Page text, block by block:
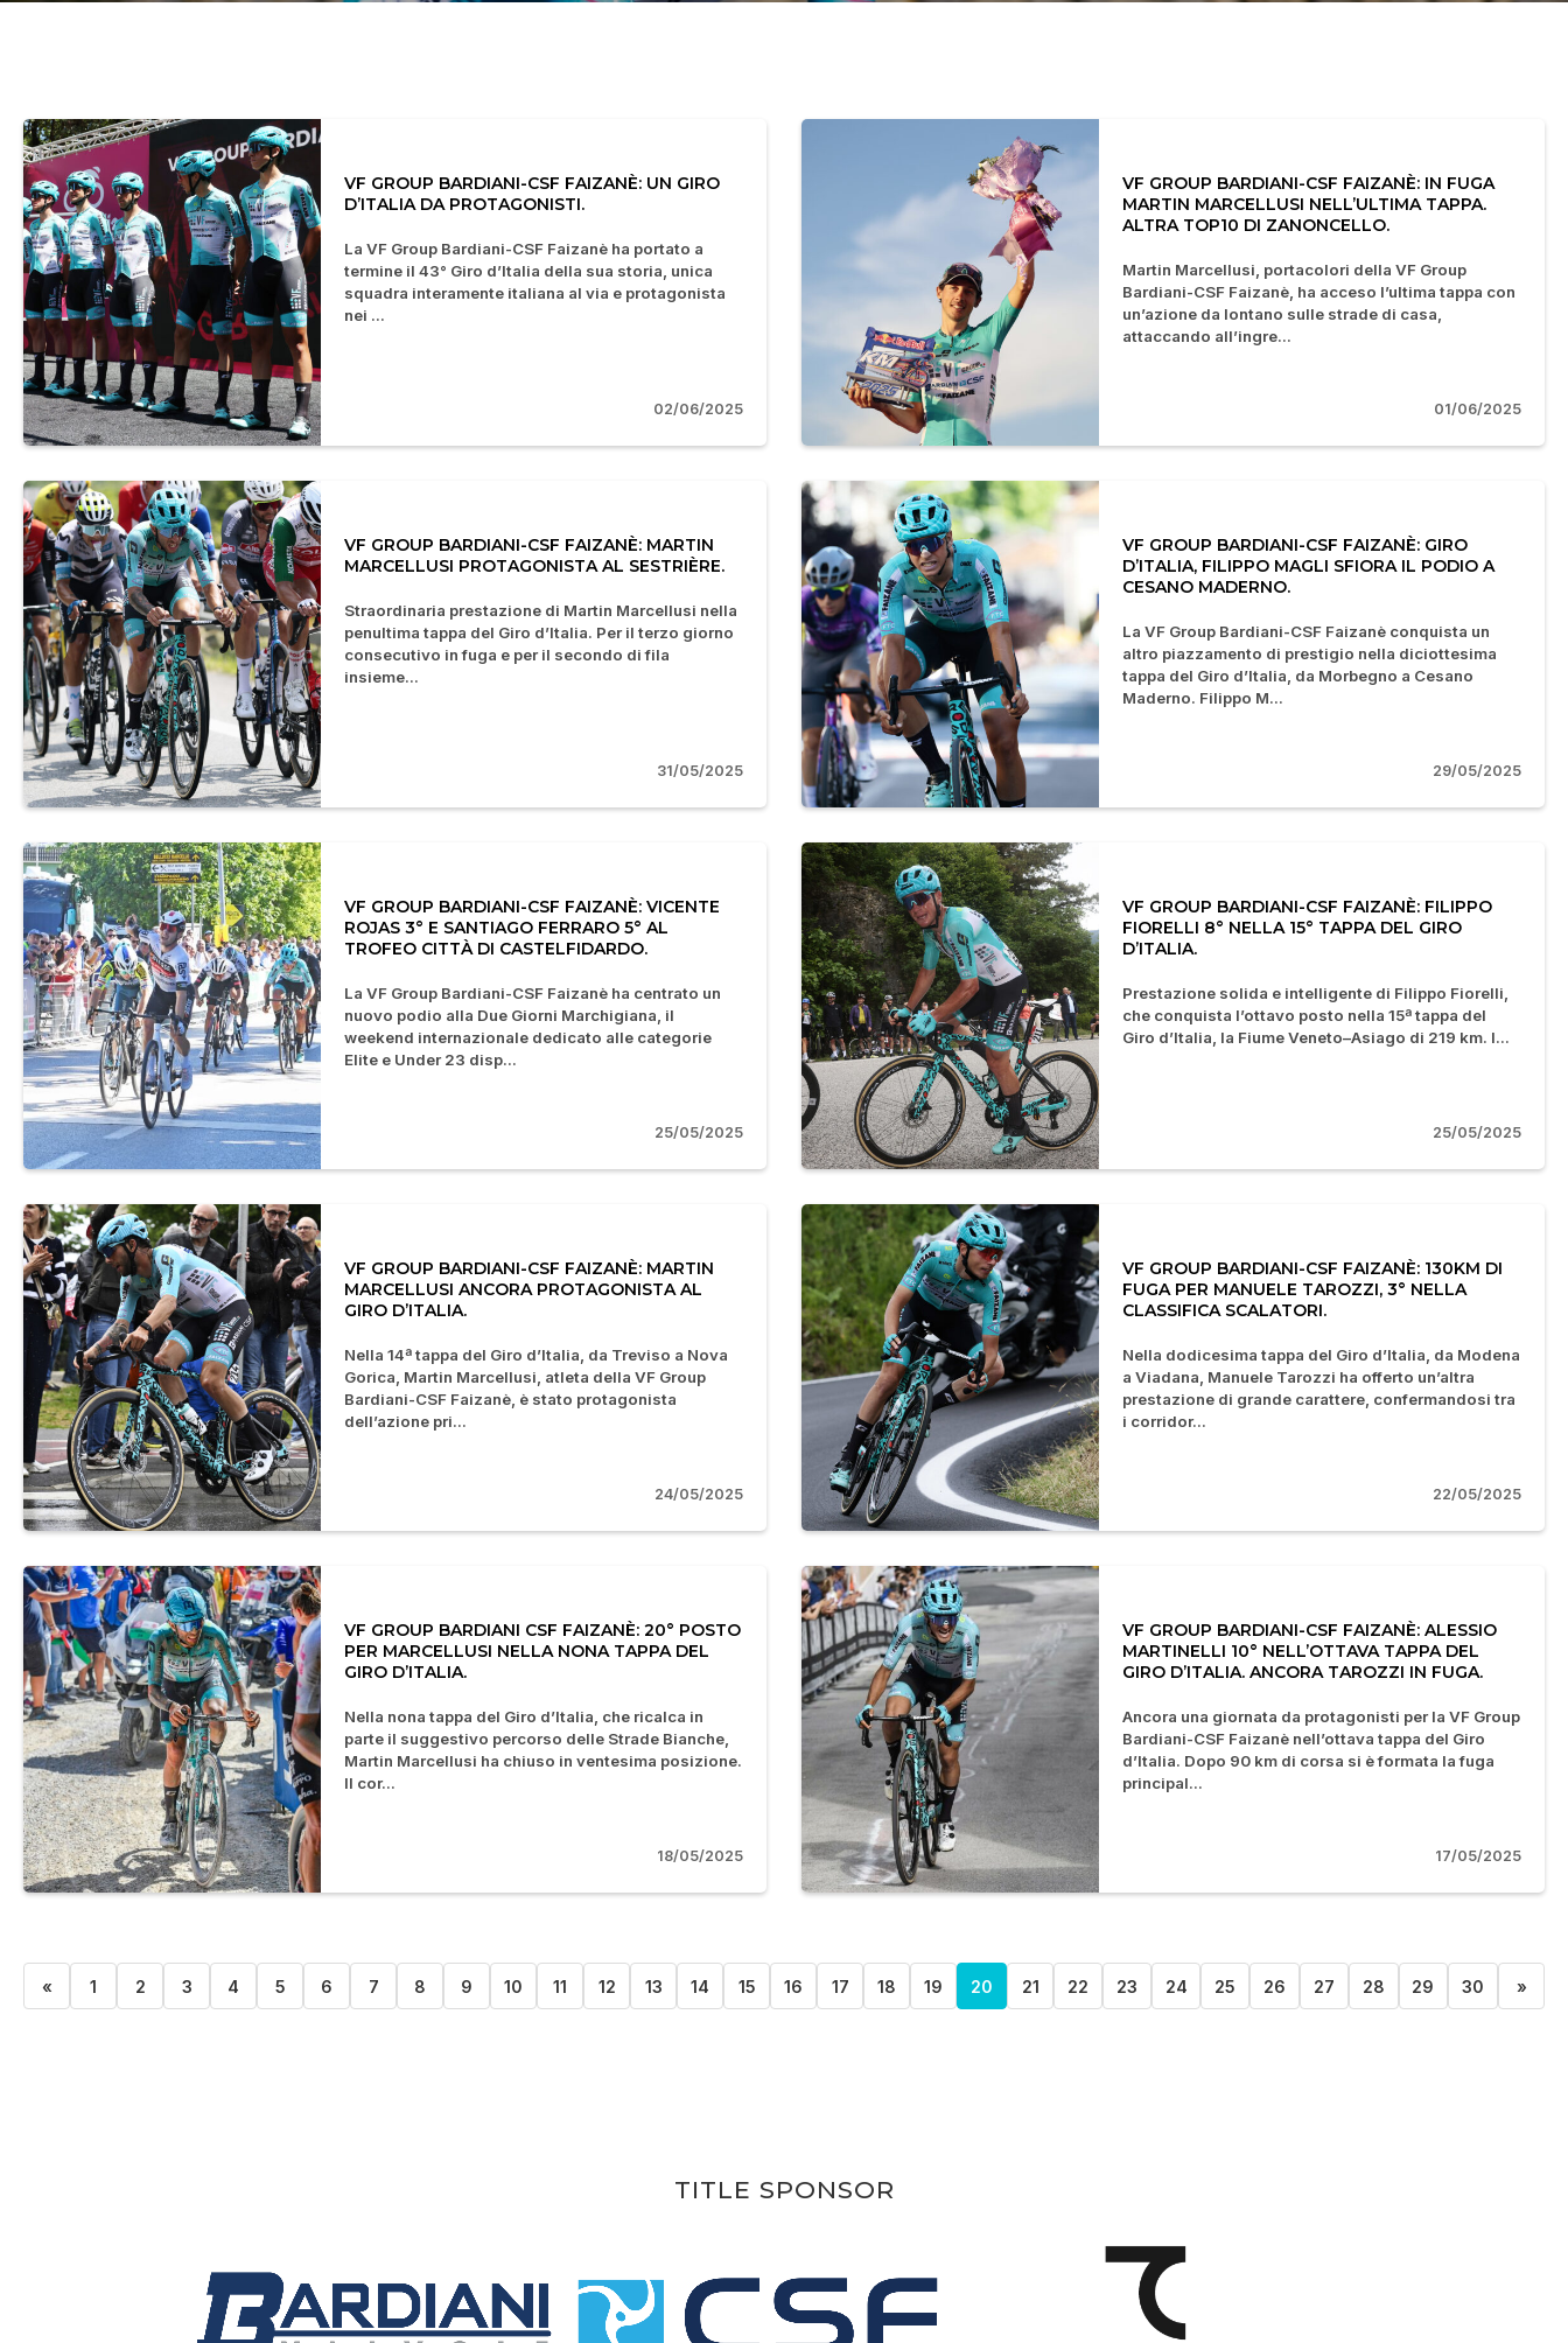
VF GROUP BARDIANI-CSF FAIZANÈ: UN GIRO
D’ITALIA DA PROTAGONISTI.
La VF Group Bardiani-CSF Faizanè ha portato a
termine il 43° Giro d’Italia della sua storia, unica
squadra interamente italiana al via e protagonista
nei ...
02/06/2025
VF GROUP BARDIANI-CSF FAIZANÈ: IN FUGA
MARTIN MARCELLUSI NELL’ULTIMA TAPPA.
ALTRA TOP10 DI ZANONCELLO.
Martin Marcellusi, portacolori della VF Group
Bardiani-CSF Faizanè, ha acceso l’ultima tappa con
un’azione da lontano sulle strade di casa,
attaccando all’ingre...
01/06/2025
VF GROUP BARDIANI-CSF FAIZANÈ: MARTIN
MARCELLUSI PROTAGONISTA AL SESTRIÈRE.
Straordinaria prestazione di Martin Marcellusi nella
penultima tappa del Giro d’Italia. Per il terzo giorno
consecutivo in fuga e per il secondo di fila
insieme...
31/05/2025
VF GROUP BARDIANI-CSF FAIZANÈ: GIRO
D’ITALIA, FILIPPO MAGLI SFIORA IL PODIO A
CESANO MADERNO.
La VF Group Bardiani-CSF Faizanè conquista un
altro piazzamento di prestigio nella diciottesima
tappa del Giro d’Italia, da Morbegno a Cesano
Maderno. Filippo M...
29/05/2025
VF GROUP BARDIANI-CSF FAIZANÈ: VICENTE
ROJAS 3° E SANTIAGO FERRARO 5° AL
TROFEO CITTÀ DI CASTELFIDARDO.
La VF Group Bardiani-CSF Faizanè ha centrato un
nuovo podio alla Due Giorni Marchigiana, il
weekend internazionale dedicato alle categorie
Elite e Under 23 disp...
25/05/2025
VF GROUP BARDIANI-CSF FAIZANÈ: FILIPPO
FIORELLI 8° NELLA 15° TAPPA DEL GIRO
D’ITALIA.
Prestazione solida e intelligente di Filippo Fiorelli,
che conquista l’ottavo posto nella 15ª tappa del
Giro d’Italia, la Fiume Veneto–Asiago di 219 km. I...
25/05/2025
VF GROUP BARDIANI-CSF FAIZANÈ: MARTIN
MARCELLUSI ANCORA PROTAGONISTA AL
GIRO D’ITALIA.
Nella 14ª tappa del Giro d’Italia, da Treviso a Nova
Gorica, Martin Marcellusi, atleta della VF Group
Bardiani-CSF Faizanè, è stato protagonista
dell’azione pri...
24/05/2025
VF GROUP BARDIANI-CSF FAIZANÈ: 130KM DI
FUGA PER MANUELE TAROZZI, 3° NELLA
CLASSIFICA SCALATORI.
Nella dodicesima tappa del Giro d’Italia, da Modena
a Viadana, Manuele Tarozzi ha offerto un’altra
prestazione di grande carattere, confermandosi tra
i corridor...
22/05/2025
VF GROUP BARDIANI CSF FAIZANÈ: 20° POSTO
PER MARCELLUSI NELLA NONA TAPPA DEL
GIRO D’ITALIA.
Nella nona tappa del Giro d’Italia, che ricalca in
parte il suggestivo percorso delle Strade Bianche,
Martin Marcellusi ha chiuso in ventesima posizione.
Il cor...
18/05/2025
VF GROUP BARDIANI-CSF FAIZANÈ: ALESSIO
MARTINELLI 10° NELL’OTTAVA TAPPA DEL
GIRO D’ITALIA. ANCORA TAROZZI IN FUGA.
Ancora una giornata da protagonisti per la VF Group
Bardiani-CSF Faizanè nell’ottava tappa del Giro
d’Italia. Dopo 90 km di corsa si è formata la fuga
principal...
17/05/2025
« 1 2 3 4 5 6 7 8 9 10 11 12 13 14 15 16 17 18 19 20 21 22 23 24 25 26 27 28 29 30 »
TITLE SPONSOR